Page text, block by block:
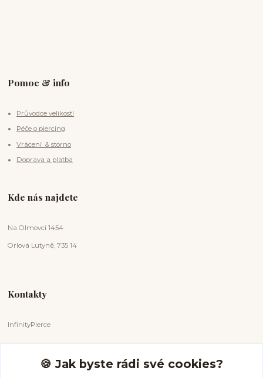
Pomoc & info
Průvodce velikostí
Péče o piercing
Vrácení & storno
Doprava a platba
Kde nás najdete
Na Olmovci 1454
Orlová Lutyně, 735 14
Kontakty
InfinityPierce
+420 731 681 038
(Po-Ne, 9-18 hod.)
🍪 Jak byste rádi své cookies?